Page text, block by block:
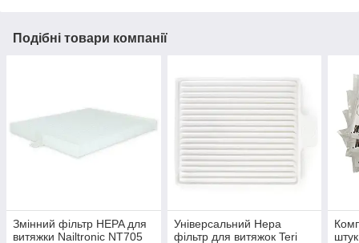
Подібні товари компанії
Змінний фільтр HEPA для
витяжки Nailtronic NT705
Універсальний Hepa
фільтр для витяжок Teri